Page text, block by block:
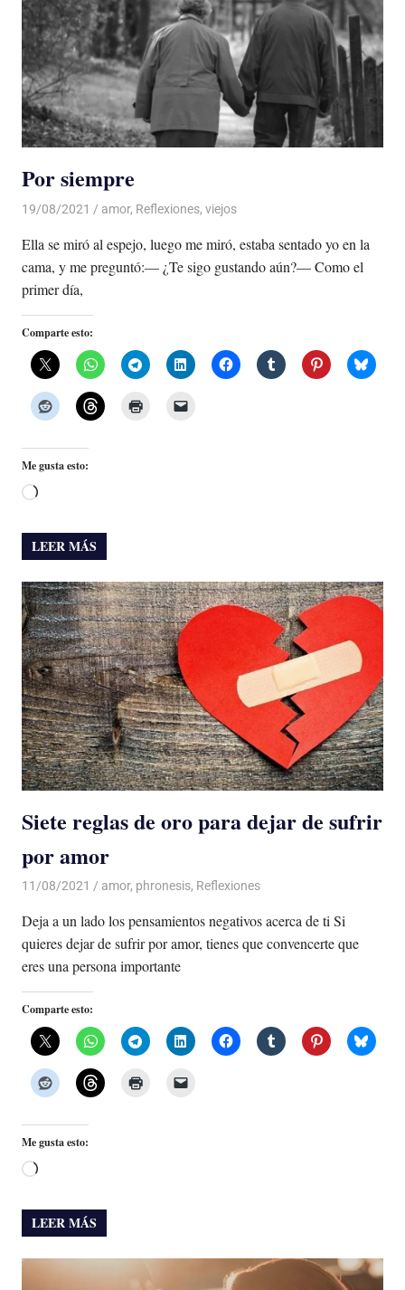
Por siempre
19/08/2021 De todo un Poco
amor, Reflexiones, viejos
Ella se miró al espejo, luego me miró, estaba sentado yo en la
cama, y me preguntó:— ¿Te sigo gustando aún?— Como el
primer día,
Comparte esto:
Me gusta esto:
Cargando...
LEER MÁS
Siete reglas de oro para dejar de sufrir
por amor
11/08/2021 De todo un Poco
amor, phronesis, Reflexiones
Deja a un lado los pensamientos negativos acerca de ti Si
quieres dejar de sufrir por amor, tienes que convencerte que
eres una persona importante
Comparte esto:
Me gusta esto:
Cargando...
LEER MÁS